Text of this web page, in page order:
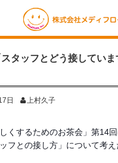
タッフとどう接していま
日 上村久子
しくするためのお茶会」第14
フとの接し方」について考え